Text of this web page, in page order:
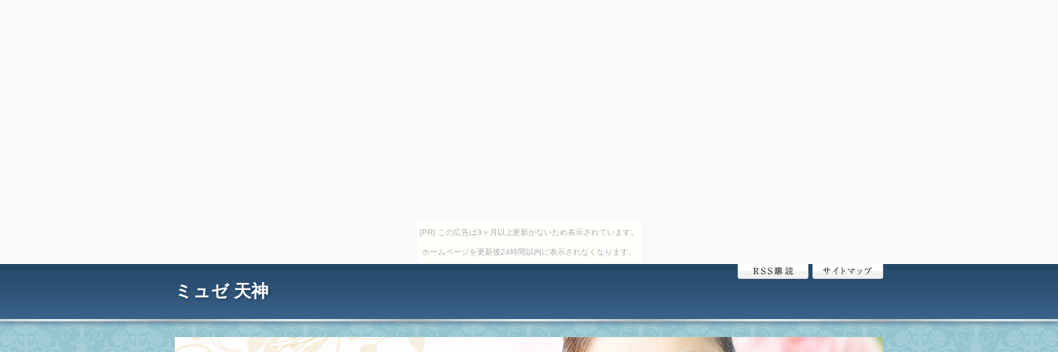
[PR] この広告は3ヶ月以上更新がないため表示されています。
ホームページを更新後24時間以内に表示されなくなります。
ミュゼ 天神